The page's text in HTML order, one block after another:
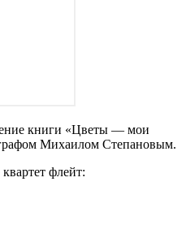
книги «Цветы — мои
Михаилом Степановым.
флейт: